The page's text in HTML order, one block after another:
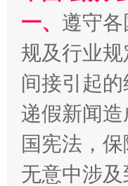
揭批美国五
一、 遵守
规及行业
间接引起
递假新闻
国宪法，
无意中涉